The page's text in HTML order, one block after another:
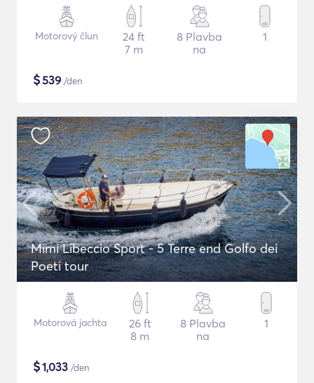
Motorový člun
24 ft
7 m
8 Plavba
na
1
$539 /den
Mimi Libeccio Sport - 5 Terre end Golfo dei
Poeti tour
Motorová jachta
26 ft
8 m
8 Plavba
na
1
$1,033 /den